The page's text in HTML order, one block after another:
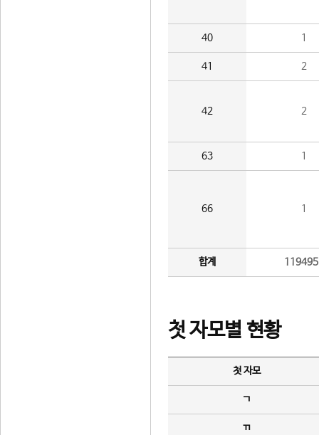
40 1
41 2
42 2
63 1
66 1
합계
첫 자모별 현황
첫 자모
ㄱ
ㄲ